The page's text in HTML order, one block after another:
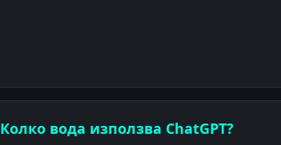
Колко вода използва ChatGPT?